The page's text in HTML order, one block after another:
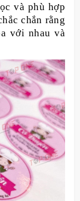
và phù hợp
chắn rằng
với nhau và